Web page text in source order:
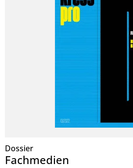
Dossier
Fachmedien